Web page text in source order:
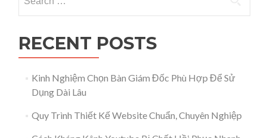
RECENT POSTS
Kinh Nghiệm Chọn Bàn Giám Đốc Phù Hợp Để Sử
Dụng Dài Lâu
Quy Trình Thiết Kế Website Chuẩn, Chuyên Nghiệp